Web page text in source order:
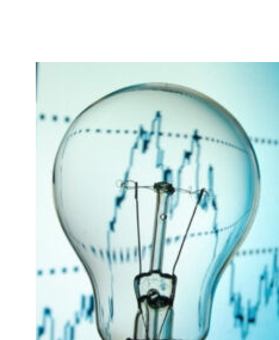
Lista
colaboratorilor
Primăriei
Călăraşi
Contabilitate